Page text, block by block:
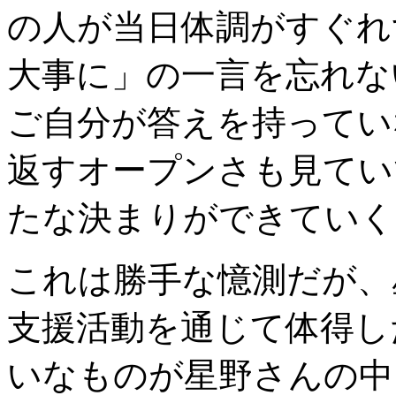
の人が当日体調がすぐ
大事に」の一言を忘れ
ご自分が答えを持って
返すオープンさも見て
たな決まりができてい
これは勝手な憶測だが
支援活動を通じて体得
いなものが星野さんの